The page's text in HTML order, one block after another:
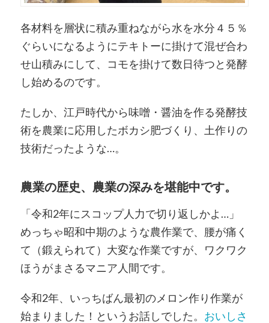
各材料を層状に積み重ねながら水を水分４５％
ぐらいになるようにテキトーに掛けて混ぜ合わ
せ山積みにして、コモを掛けて数日待つと発酵
し始めるのです。
たしか、江戸時代から味噌・醤油を作る発酵技
術を農業に応用したボカシ肥づくり、土作りの
技術だったような…。
農業の歴史、農業の深みを堪能中です。
「令和2年にスコップ人力で切り返しかよ…」
めっちゃ昭和中期のような農作業で、腰が痛く
て（鍛えられて）大変な作業ですが、ワクワク
ほうがまさるマニア人間です。
令和2年、いっちばん最初のメロン作り作業が
始まりました！というお話しでした。 おいしさ